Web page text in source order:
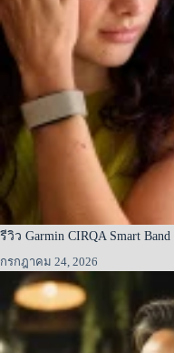
รีวิว Garmin CIRQA Smart Band
กรกฎาคม 24, 2026